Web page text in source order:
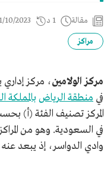
مقالة 1 د 10/2023
مراكز
مركز الولامين، مركز إداري
في منطقة الرياض بالمملكة
المركز تصنيف الفئة (أ)
في السعودية. وهو من
وادي الدواسر، إذ يبعد عنه نحو